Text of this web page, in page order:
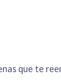
que te